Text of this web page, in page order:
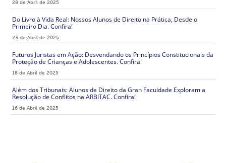
28 de Abril de 2025
Do Livro à Vida Real: Nossos Alunos de Direito na Prática, Desde o
Primeiro Dia. Confira!
23 de Abril de 2025
Futuros Juristas em Ação: Desvendando os Princípios Constitucionais da
Proteção de Crianças e Adolescentes. Confira!
18 de Abril de 2025
Além dos Tribunais: Alunos de Direito da Gran Faculdade Exploram a
Resolução de Conflitos na ARBITAC. Confira!
16 de Abril de 2025